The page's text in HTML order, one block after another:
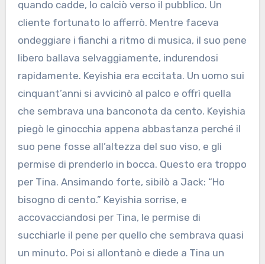
quando cadde, lo calciò verso il pubblico. Un
cliente fortunato lo afferrò. Mentre faceva
ondeggiare i fianchi a ritmo di musica, il suo pene
libero ballava selvaggiamente, indurendosi
rapidamente. Keyishia era eccitata. Un uomo sui
cinquant’anni si avvicinò al palco e offrì quella
che sembrava una banconota da cento. Keyishia
piegò le ginocchia appena abbastanza perché il
suo pene fosse all’altezza del suo viso, e gli
permise di prenderlo in bocca. Questo era troppo
per Tina. Ansimando forte, sibilò a Jack: “Ho
bisogno di cento.” Keyishia sorrise, e
accovacciandosi per Tina, le permise di
succhiarle il pene per quello che sembrava quasi
un minuto. Poi si allontanò e diede a Tina un